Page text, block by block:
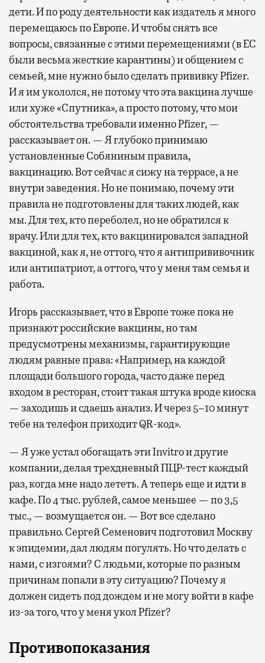
дети. И по роду деятельности как издатель я много
перемещаюсь по Европе. И чтобы снять все
вопросы, связанные с этими перемещениями (в ЕС
были весьма жесткие карантины) и общением с
семьей, мне нужно было сделать прививку Pfizer.
И я им укололся, не потому что эта вакцина лучше
или хуже «Спутника», а просто потому, что мои
обстоятельства требовали именно Pfizer, —
рассказывает он. — Я глубоко принимаю
установленные Собяниным правила,
вакцинацию. Вот сейчас я сижу на террасе, а не
внутри заведения. Но не понимаю, почему эти
правила не подготовлены для таких людей, как
мы. Для тех, кто переболел, но не обратился к
врачу. Или для тех, кто вакцинировался западной
вакциной, как я, не оттого, что я антипрививочник
или антипатриот, а оттого, что у меня там семья и
работа.
Игорь рассказывает, что в Европе тоже пока не
признают российские вакцины, но там
предусмотрены механизмы, гарантирующие
людям равные права: «Например, на каждой
площади большого города, часто даже перед
входом в ресторан, стоит такая штука вроде киоска
— заходишь и сдаешь анализ. И через 5–10 минут
тебе на телефон приходит QR-код».
— Я уже устал обогащать эти Invitro и другие
компании, делая трехдневный ПЦР-тест каждый
раз, когда мне надо лететь. А теперь еще и идти в
кафе. По 4 тыс. рублей, самое меньшее — по 3,5
тыс., — возмущается он. — Вот все сделано
правильно. Сергей Семенович подготовил Москву
к эпидемии, дал людям погулять. Но что делать с
нами, с изгоями? С людьми, которые по разным
причинам попали в эту ситуацию? Почему я
должен сидеть под дождем и не могу войти в кафе
из-за того, что у меня укол Pfizer?
Противопоказания